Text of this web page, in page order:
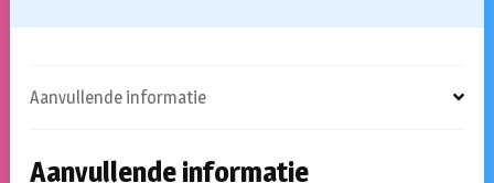
Aanvullende informatie
Aanvullende informatie